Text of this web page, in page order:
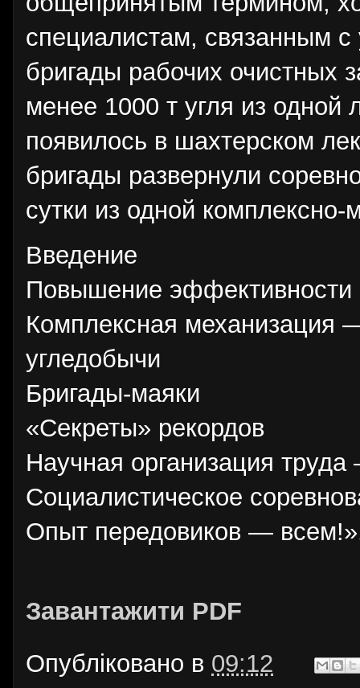
специалистам, связанным
бригады рабочих очистных
менее 1000 т угля из
появилось в шахтерском
бригады развернули
сутки из одной
Введение
Повышение эффективности
Комплексная механизация
угледобычи
Бригады-маяки
«Секреты» рекордов
Научная организация
Социалистическое
Опыт передовиков —
Завантажити PDF
Опубліковано в 09:12